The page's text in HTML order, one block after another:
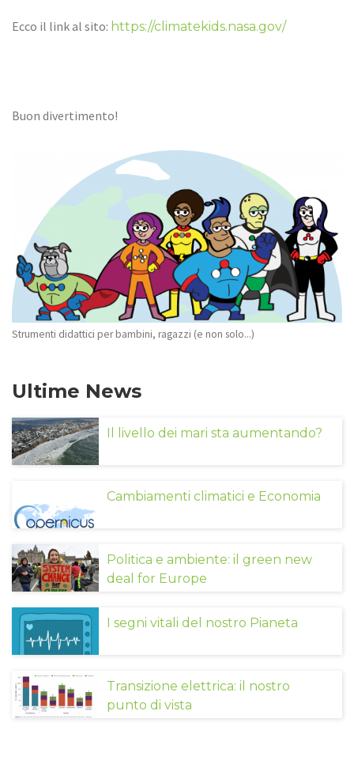
Ecco il link al sito: https://climatekids.nasa.gov/
Buon divertimento!
Strumenti didattici per bambini, ragazzi (e non solo...)
Ultime News
Il livello dei mari sta aumentando?
Cambiamenti climatici e Economia
Politica e ambiente: il green new
deal for Europe
I segni vitali del nostro Pianeta
Transizione elettrica: il nostro
punto di vista